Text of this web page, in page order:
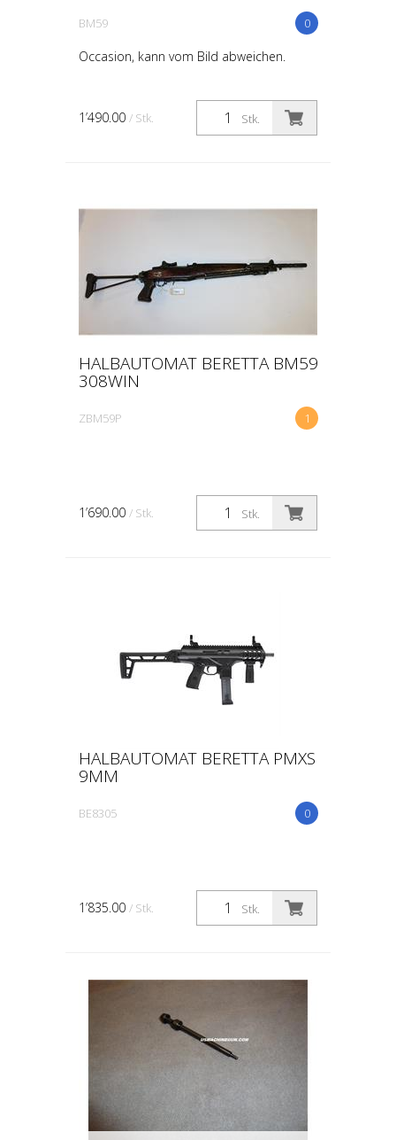
0
BM59
Occasion, kann vom Bild abweichen.
Stk.
1’490.00 / Stk.
HALBAUTOMAT BERETTA BM59
308WIN
1
ZBM59P
Stk.
1’690.00 / Stk.
HALBAUTOMAT BERETTA PMXS
9MM
0
BE8305
Stk.
1’835.00 / Stk.